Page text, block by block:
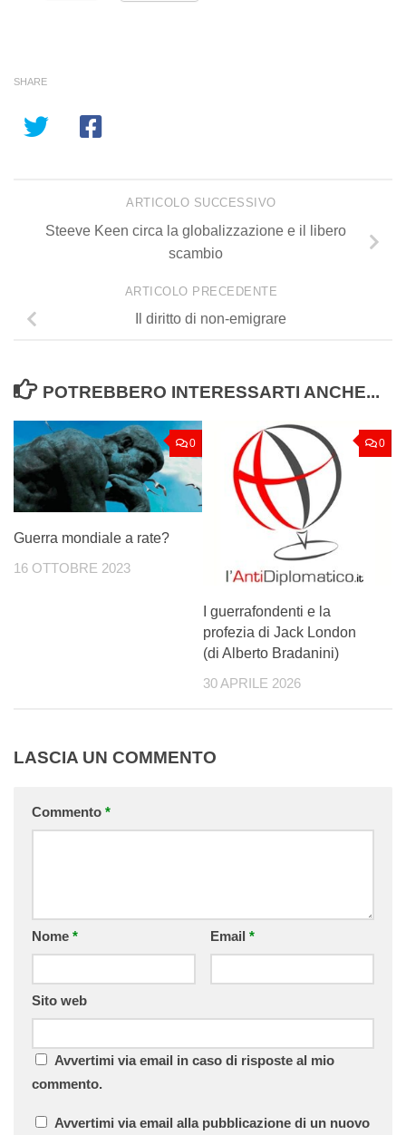
SHARE
ARTICOLO SUCCESSIVO
Steeve Keen circa la globalizzazione e il libero
scambio
ARTICOLO PRECEDENTE
Il diritto di non-emigrare
POTREBBERO INTERESSARTI ANCHE...
0
Guerra mondiale a rate?
16 OTTOBRE 2023
0
I guerrafondenti e la
profezia di Jack London
(di Alberto Bradanini)
30 APRILE 2026
LASCIA UN COMMENTO
Commento *
Nome * Email *
Sito web
Avvertimi via email in caso di risposte al mio
commento.
Avvertimi via email alla pubblicazione di un nuovo